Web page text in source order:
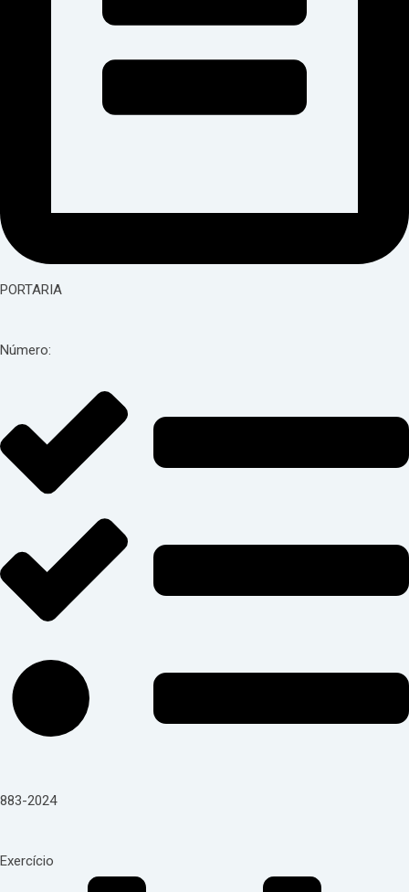
PORTARIA
Número:
883-2024
Exercício